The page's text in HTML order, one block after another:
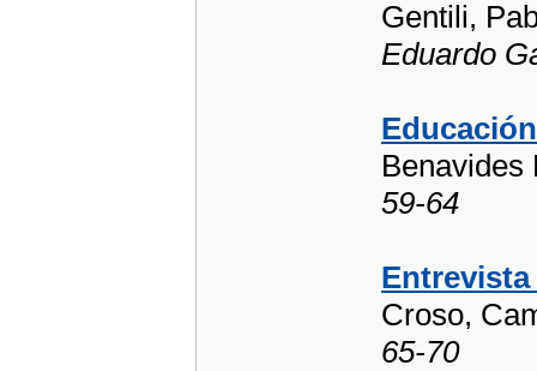
Gentili,
Eduardo
Benavides
59-64
Croso,
65-70